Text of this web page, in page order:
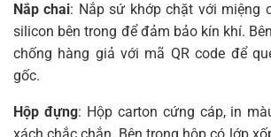
Nắp chai: Nắp sứ khớp chặt với miệng
silicon bên trong để đảm bảo kín khí.
chống hàng giả với mã QR code để
gốc.
Hộp đựng: Hộp carton cứng cáp, in